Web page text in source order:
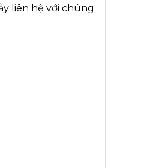
liên hệ với chúng